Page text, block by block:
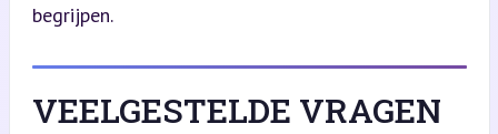
begrijpen.
VEELGESTELDE VRAGEN